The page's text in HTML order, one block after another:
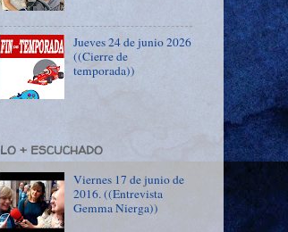
Jueves 24 de junio 2026
((Cierre de
temporada))
LO + ESCUCHADO
Viernes 17 de junio de
2016. ((Entrevista
Gemma Nierga))